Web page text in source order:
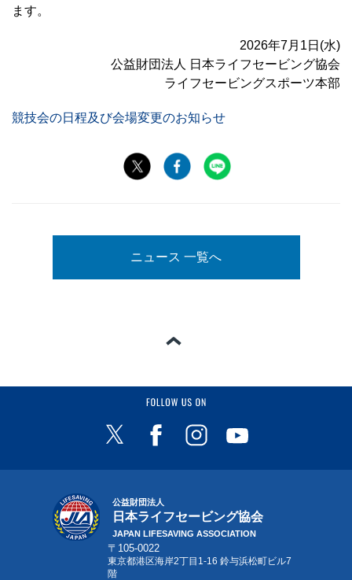
ます。
2026年7月1日(水)
公益財団法人 日本ライフセービング協会
ライフセービングスポーツ本部
競技会の日程及び会場変更のお知らせ
ニュース 一覧へ
公益財団法人
日本ライフセービング協会
JAPAN LIFESAVING ASSOCIATION
〒105-0022
東京都港区海岸2丁目1-16 鈴与浜松町ビル7
階